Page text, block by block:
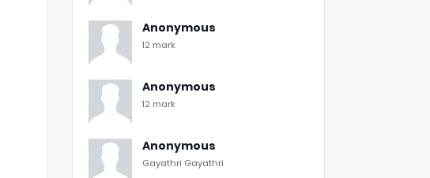
Anonymous
12 mark
Anonymous
12 mark
Anonymous
Gayathri Gayathri